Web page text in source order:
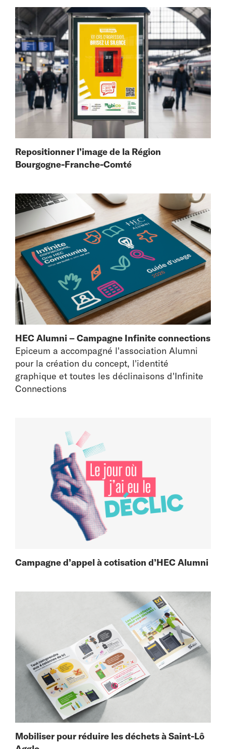
Repositionner l’image de la Région
Bourgogne-Franche-Comté
HEC Alumni – Campagne Infinite connections
Epiceum a accompagné l'association Alumni
pour la création du concept, l'identité
graphique et toutes les déclinaisons d'Infinite
Connections
Campagne d’appel à cotisation d’HEC Alumni
Mobiliser pour réduire les déchets à Saint-Lô